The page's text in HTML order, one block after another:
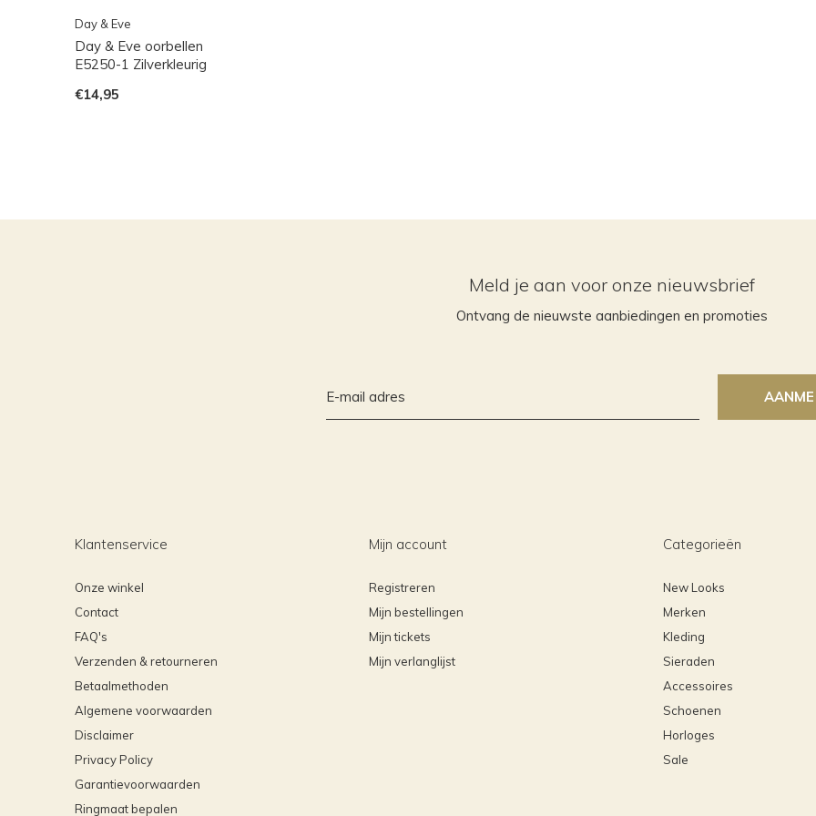
Day & Eve
Day & Eve oorbellen
E5250-1 Zilverkleurig
€14,95
Meld je aan voor onze nieuwsbrief
Ontvang de nieuwste aanbiedingen en promoties
Klantenservice
Onze winkel
Contact
FAQ's
Verzenden & retourneren
Betaalmethoden
Algemene voorwaarden
Disclaimer
Privacy Policy
Garantievoorwaarden
Ringmaat bepalen
Mijn account
Registreren
Mijn bestellingen
Mijn tickets
Mijn verlanglijst
Categorieën
New Looks
Merken
Kleding
Sieraden
Accessoires
Schoenen
Horloges
Sale